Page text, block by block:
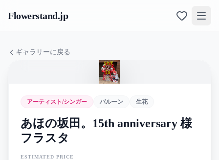
Flowerstand.jp
ギャラリーに戻る
アーティスト/シンガー バルーン 生花
あほの坂田。15th anniversary 様
フラスタ
ESTIMATED PRICE